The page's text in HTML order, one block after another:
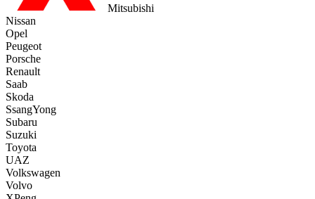
Mitsubishi
Nissan
Opel
Peugeot
Porsche
Renault
Saab
Skoda
SsangYong
Subaru
Suzuki
Toyota
UAZ
Volkswagen
Volvo